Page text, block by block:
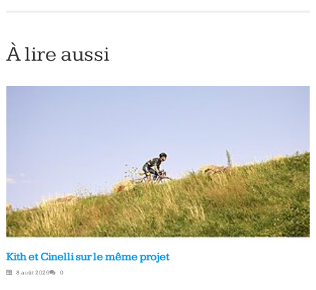
À lire aussi
Kith et Cinelli sur le même projet
8 août 2026 0